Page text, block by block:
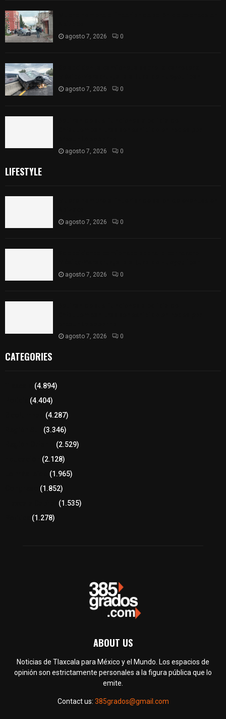
agosto 7, 2026 0
agosto 7, 2026 0
agosto 7, 2026 0
LIFESTYLE
agosto 7, 2026 0
agosto 7, 2026 0
agosto 7, 2026 0
CATEGORIES
(4.894)
(4.404)
(4.287)
(3.346)
(2.529)
(2.128)
(1.965)
(1.852)
(1.535)
(1.278)
ABOUT US
Noticias de Tlaxcala para México y el Mundo. Los espacios de
opinión son estrictamente personales a la figura pública que lo
emite.
Contact us: 385grados@gmail.com